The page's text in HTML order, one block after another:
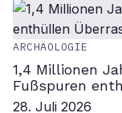
ARCHÄOLOGIE
1,4 Millionen
Fußspuren
28. Juli 2026